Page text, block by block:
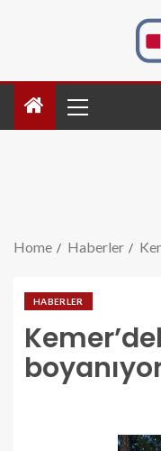
Home Haberler
HABERLER